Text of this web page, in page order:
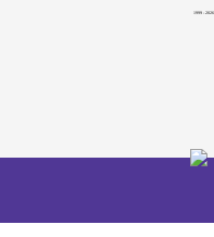
1999 - 2026